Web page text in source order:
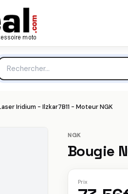
Iridium - Ilzkar7B11 - Moteur NGK
NGK
Bougie
Prix